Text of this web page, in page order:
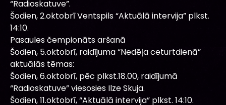
“Radioskatuve”.
Šodien, 2.oktobrī Ventspils “Aktuālā intervija” plkst.
14:10.
Pasaules čempionāts aršanā
Šodien, 5.oktobrī, raidījuma “Nedēļa ceturtdienā”
aktuālās tēmas:
Šodien, 6.oktobrī, pēc plkst.18.00, raidījumā
“Radioskatuve” viesosies Ilze Skuja.
Šodien, 11.oktobrī, “Aktuālā intervija” plkst. 14:10.